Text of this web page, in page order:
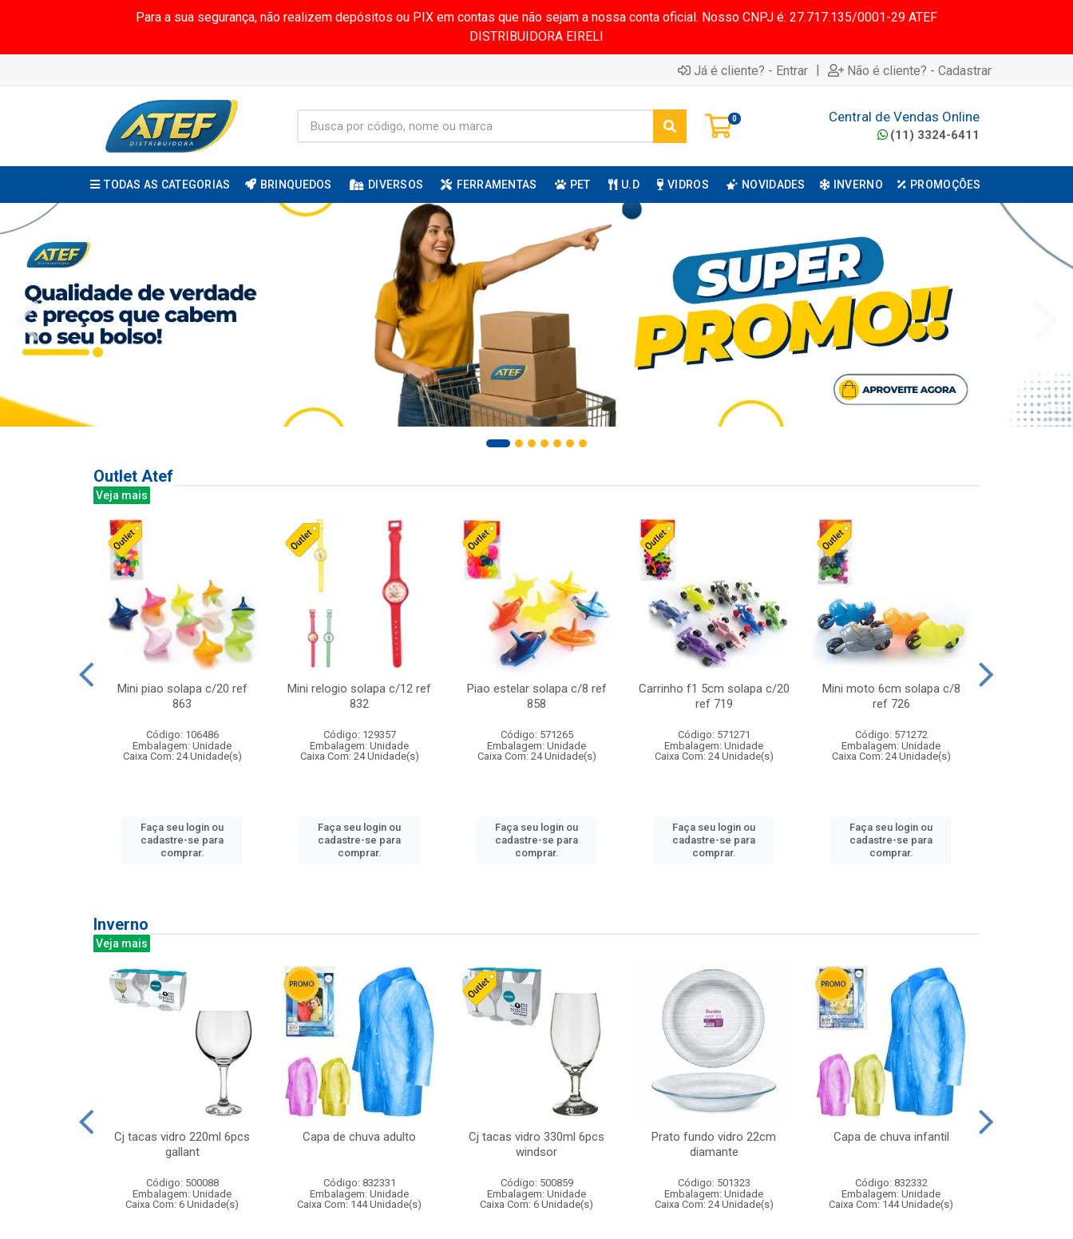
Para a sua segurança, não realizem depósitos ou PIX em contas que não sejam a nossa conta oficial. Nosso CNPJ é: 27.717.135/0001-29 ATEF
DISTRIBUIDORA EIRELI
Já é cliente? - Entrar | Não é cliente? - Cadastrar
0 Central de Vendas Online
(11) 3324-6411
TODAS AS CATEGORIAS BRINQUEDOS DIVERSOS FERRAMENTAS PET U.D VIDROS NOVIDADES INVERNO PROMOÇÕES
Outlet Atef
Veja mais
Mini piao solapa c/20 ref
863
Código: 106486
Embalagem: Unidade
Caixa Com: 24 Unidade(s)
Faça seu login ou
cadastre-se para
comprar.
Mini relogio solapa c/12 ref
832
Código: 129357
Embalagem: Unidade
Caixa Com: 24 Unidade(s)
Faça seu login ou
cadastre-se para
comprar.
Piao estelar solapa c/8 ref
858
Código: 571265
Embalagem: Unidade
Caixa Com: 24 Unidade(s)
Faça seu login ou
cadastre-se para
comprar.
Carrinho f1 5cm solapa c/20
ref 719
Código: 571271
Embalagem: Unidade
Caixa Com: 24 Unidade(s)
Faça seu login ou
cadastre-se para
comprar.
Mini moto 6cm solapa c/8
ref 726
Código: 571272
Embalagem: Unidade
Caixa Com: 24 Unidade(s)
Faça seu login ou
cadastre-se para
comprar.
Inverno
Veja mais
Cj tacas vidro 220ml 6pcs
gallant
Código: 500088
Embalagem: Unidade
Caixa Com: 6 Unidade(s)
Capa de chuva adulto
Código: 832331
Embalagem: Unidade
Caixa Com: 144 Unidade(s)
Cj tacas vidro 330ml 6pcs
windsor
Código: 500859
Embalagem: Unidade
Caixa Com: 6 Unidade(s)
Prato fundo vidro 22cm
diamante
Código: 501323
Embalagem: Unidade
Caixa Com: 24 Unidade(s)
Capa de chuva infantil
Código: 832332
Embalagem: Unidade
Caixa Com: 144 Unidade(s)